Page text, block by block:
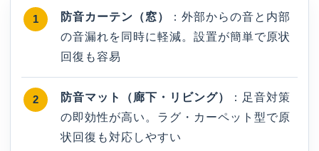
防音カーテン（窓）
：外部からの音と内部
の音漏れを同時に軽減。設置が簡単で原状
回復も容易
防音マット（廊下・リビング）
：足音対策
の即効性が高い。ラグ・カーペット型で原
状回復も対応しやすい